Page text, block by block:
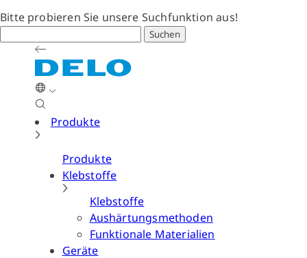
Bitte probieren Sie unsere Suchfunktion aus!
Suchen
Produkte
Produkte
Klebstoffe
Klebstoffe
Aushärtungsmethoden
Funktionale Materialien
Geräte